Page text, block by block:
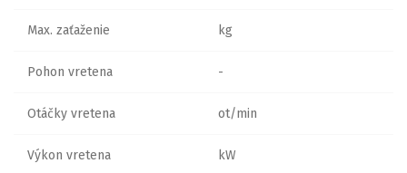
Max. zaťaženie kg
Pohon vretena -
Otáčky vretena ot/min
Výkon vretena kW